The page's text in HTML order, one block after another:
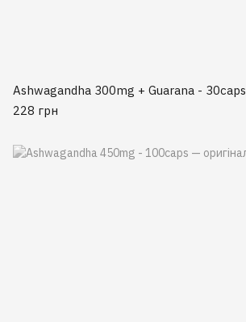
Ashwagandha 300mg + Guarana - 30caps
228 грн